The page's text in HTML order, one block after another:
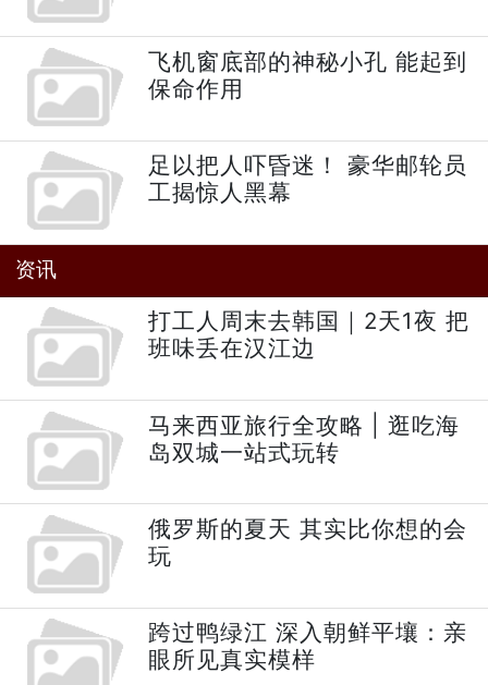
飞机窗底部的神秘小孔 能起到
保命作用
足以把人吓昏迷！ 豪华邮轮员
工揭惊人黑幕
资讯
打工人周末去韩国｜2天1夜 把
班味丢在汉江边
马来西亚旅行全攻略 | 逛吃海
岛双城一站式玩转
俄罗斯的夏天 其实比你想的会
玩
跨过鸭绿江 深入朝鲜平壤：亲
眼所见真实模样